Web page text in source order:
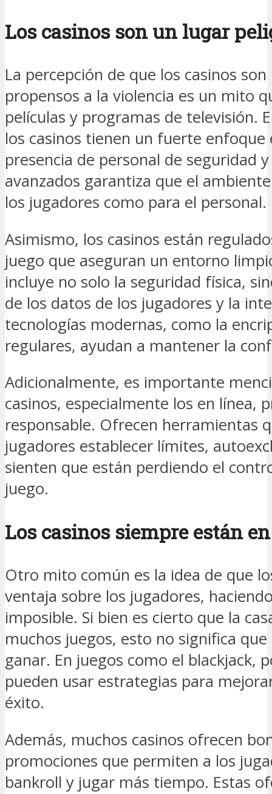
Los casinos son un lugar
La percepción de que los casinos
propensos a la violencia es un mito
películas y programas de televisión.
los casinos tienen un fuerte enfoque
presencia de personal de seguridad
avanzados garantiza que el
los jugadores como para el personal.
Asimismo, los casinos están
juego que aseguran un entorno
incluye no solo la seguridad física,
de los datos de los jugadores y la
tecnologías modernas, como la
regulares, ayudan a mantener la
Adicionalmente, es importante
casinos, especialmente los en línea,
responsable. Ofrecen herramientas
jugadores establecer límites,
sienten que están perdiendo el
juego.
Los casinos siempre están
Otro mito común es la idea de que
ventaja sobre los jugadores,
imposible. Si bien es cierto que la
muchos juegos, esto no significa
ganar. En juegos como el blackjack,
pueden usar estrategias para
éxito.
Además, muchos casinos ofrecen
promociones que permiten a los
bankroll y jugar más tiempo. Estas